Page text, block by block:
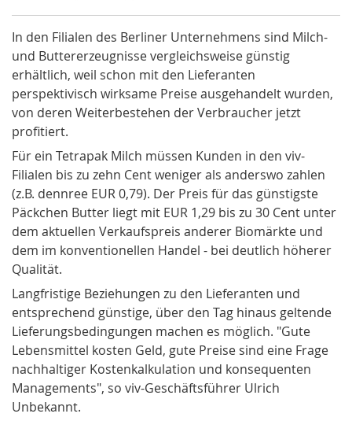
In den Filialen des Berliner Unternehmens sind Milch-
und Buttererzeugnisse vergleichsweise günstig
erhältlich, weil schon mit den Lieferanten
perspektivisch wirksame Preise ausgehandelt wurden,
von deren Weiterbestehen der Verbraucher jetzt
profitiert.
Für ein Tetrapak Milch müssen Kunden in den viv-
Filialen bis zu zehn Cent weniger als anderswo zahlen
(z.B. dennree EUR 0,79). Der Preis für das günstigste
Päckchen Butter liegt mit EUR 1,29 bis zu 30 Cent unter
dem aktuellen Verkaufspreis anderer Biomärkte und
dem im konventionellen Handel - bei deutlich höherer
Qualität.
Langfristige Beziehungen zu den Lieferanten und
entsprechend günstige, über den Tag hinaus geltende
Lieferungsbedingungen machen es möglich. "Gute
Lebensmittel kosten Geld, gute Preise sind eine Frage
nachhaltiger Kostenkalkulation und konsequenten
Managements", so viv-Geschäftsführer Ulrich
Unbekannt.